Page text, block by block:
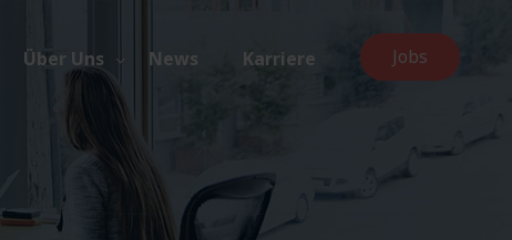
Jobs
Über Uns News Karriere